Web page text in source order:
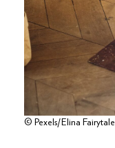
© Pexels/Elina Fairytale